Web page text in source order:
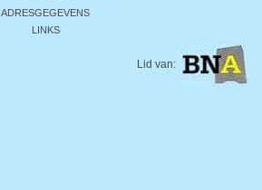
ADRESGEGEVENS
LINKS
Lid van: